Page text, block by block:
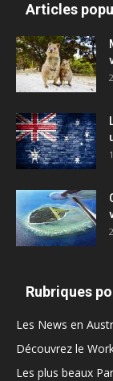
Articles
Rubriques
Les News en
Découvrez le
Les plus beaux